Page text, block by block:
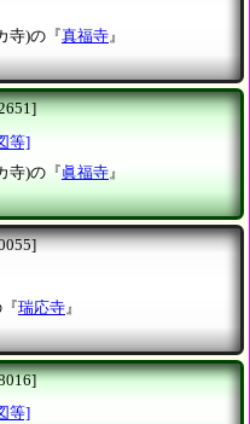
寺)の『真福寺』
等]
寺)の『眞福寺 』
瑞応寺 』
等]